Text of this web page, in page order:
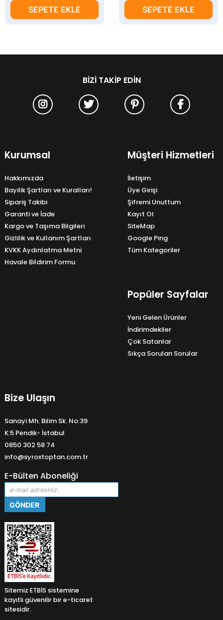
SEPETE EKLE SEPETE EKLE
BIZI TAKIP EDIN
Kurumsal
Hakkımızda
Bayilik Şartları ve Kuralları!
Sipariş Takibi
Garanti ve İade
Kargo ve Taşıma Bilgileri
Gizlilik ve Kullanım Şartları
KVKK Aydınlatma Metni
Havale Bildirim Formu
Müşteri Hizmetleri
İletişim
Üye Girişi
Şifremi Unuttum
Kayıt Ol
SiteMap
Google Ping
Tüm Kategoriler
Popüler Sayfalar
Yeni Gelen Ürünler
İndirimdekiler
Çok Satanlar
Sıkça Sorulan Sorular
Bize Ulaşın
Sanayi Mh. Bilim Sk. No:39
K:5 Pendik- İstabul
0850 302 58 74
info@syroxtoptan.com.tr
E-Bülten Aboneliği
Sitemiz ETBİS sistemine
kayıtlı güvenilir bir e-ticaret
sitesidir.